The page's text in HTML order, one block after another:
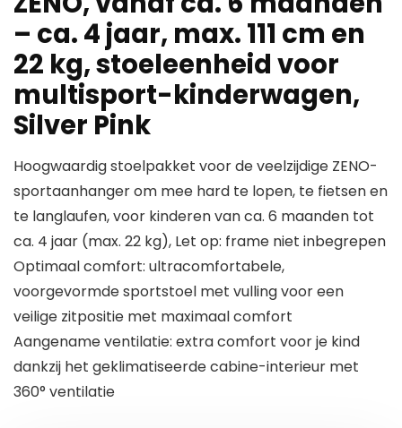
– ca. 4 jaar, max. 111 cm en
22 kg, stoeleenheid voor
multisport-kinderwagen,
Silver Pink
Hoogwaardig stoelpakket voor de veelzijdige ZENO-
sportaanhanger om mee hard te lopen, te fietsen en
te langlaufen, voor kinderen van ca. 6 maanden tot
ca. 4 jaar (max. 22 kg), Let op: frame niet inbegrepen
Optimaal comfort: ultracomfortabele,
voorgevormde sportstoel met vulling voor een
veilige zitpositie met maximaal comfort
Aangename ventilatie: extra comfort voor je kind
dankzij het geklimatiseerde cabine-interieur met
360° ventilatie